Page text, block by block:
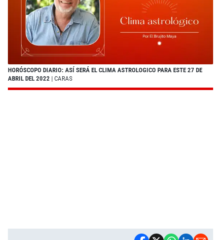
HORÓSCOPO DIARIO: ASÍ SERÁ EL CLIMA ASTROLOGICO PARA ESTE 27 DE
ABRIL DEL 2022 | CARAS